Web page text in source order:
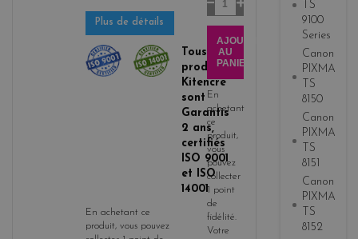
Plus de détails
Tous les
produits
Kitencre
sont
Garantis
2 ans,
certifiés
ISO 9001
et ISO
14001
En achetant ce
produit, vous pouvez
AJOUTER
AU
PANIER
En
achetant
ce
produit,
vous
pouvez
collecter
1 point
de
fidélité.
Votre
TS
9100
Series
Canon
PIXMA
TS
8150
Canon
PIXMA
TS
8151
Canon
PIXMA
TS
8152